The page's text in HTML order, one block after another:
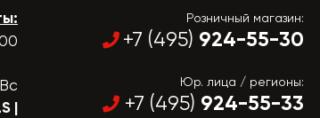
|
Розничный магазин:
+7 (495) 924-55-30
Юр. лица / регионы:
+7 (495) 924-55-33